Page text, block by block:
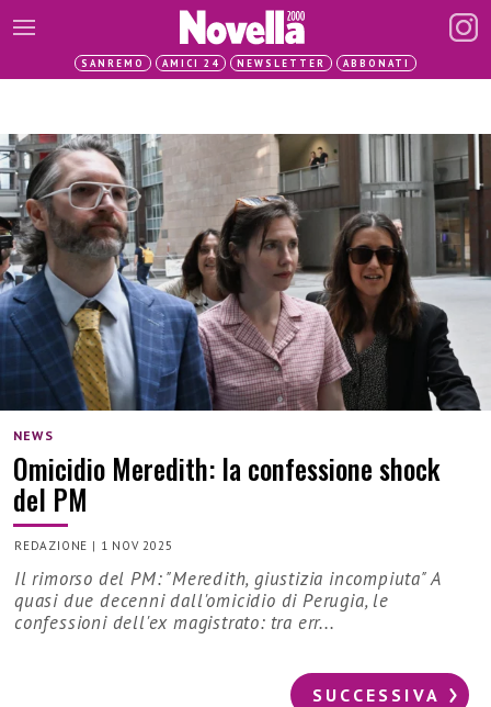
SANREMO AMICI 24 NEWSLETTER ABBONATI
NEWS
Omicidio Meredith: la confessione shock
del PM
REDAZIONE | 1 NOV 2025
Il rimorso del PM: "Meredith, giustizia incompiuta" A
quasi due decenni dall'omicidio di Perugia, le
confessioni dell'ex magistrato: tra err...
SUCCESSIVA